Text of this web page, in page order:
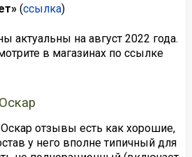
(ссылка)
актуальны на август 2022 года.
в магазинах по ссылке
отзывы есть как хорошие,
у него вполне типичный для